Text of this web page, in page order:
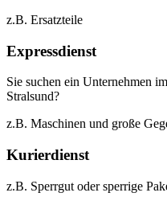
z.B. Ersatzteile
Expressdienst
Sie suchen ein Unternehmen
Stralsund?
z.B. Maschinen und große
Kurierdienst
z.B. Sperrgut oder sperrige